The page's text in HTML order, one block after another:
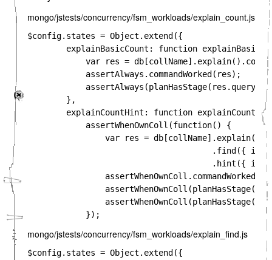
mongo/jstests/concurrency/fsm_workloads/explain_count.js
$config.states = Object.extend({
explainBasicCount: function
var res =
            assertAlways.commandWorked(res);
        },
explainCountHint: function
            assertWhenOwnColl(function() {
                var res = db[collName].explain()
.find({ i:
.hint({ i:
mongo/jstests/concurrency/fsm_workloads/explain_find.js
$config.states = Object.extend({